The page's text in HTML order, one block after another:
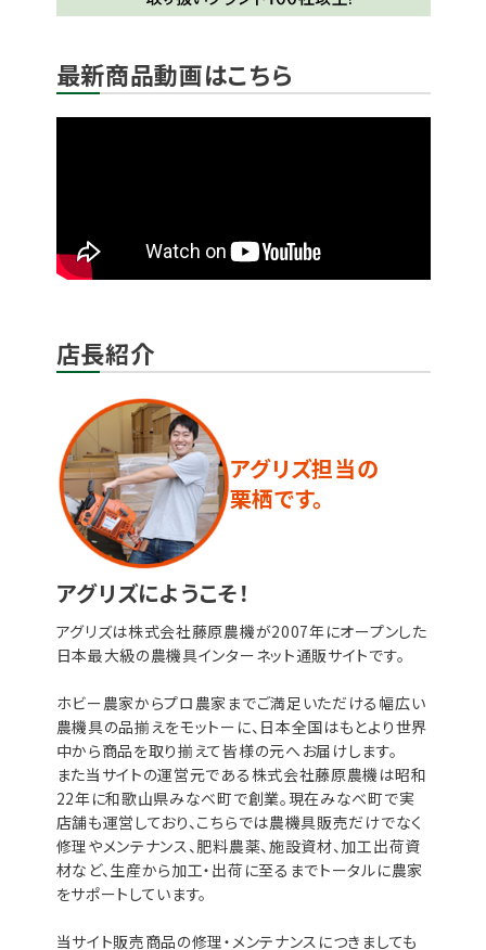
最新商品動画はこちら
店長紹介
アグリズ担当の
栗栖です。
アグリズにようこそ！
アグリズは株式会社藤原農機が2007年にオープンした
日本最大級の農機具インターネット通販サイトです。
ホビー農家からプロ農家までご満足いただける幅広い
農機具の品揃えをモットーに、日本全国はもとより世界
中から商品を取り揃えて皆様の元へお届けします。
また当サイトの運営元である株式会社藤原農機は昭和
22年に和歌山県みなべ町で創業。現在みなべ町で実
店舗も運営しており、こちらでは農機具販売だけでなく
修理やメンテナンス、肥料農薬、施設資材、加工出荷資
材など、生産から加工・出荷に至るまでトータルに農家
をサポートしています。
当サイト販売商品の修理・メンテナンスにつきましても